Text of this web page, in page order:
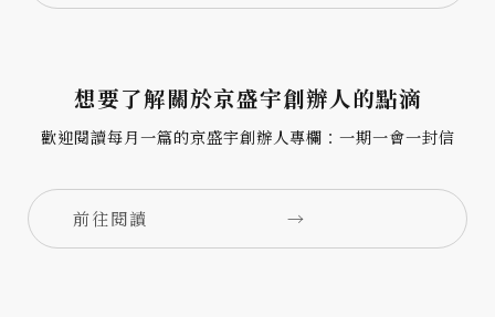
想要了解關於京盛宇創辦人的點滴
歡迎閱讀每月一篇的京盛宇創辦人專欄：一期一會一封信
前往閱讀 →